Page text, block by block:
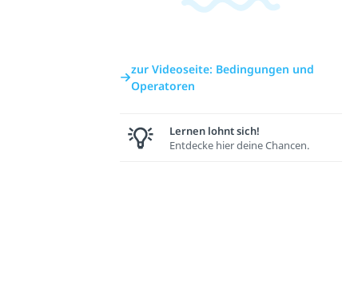
zur Videoseite: Bedingungen und
Operatoren
Lernen lohnt sich!
Entdecke hier deine Chancen.